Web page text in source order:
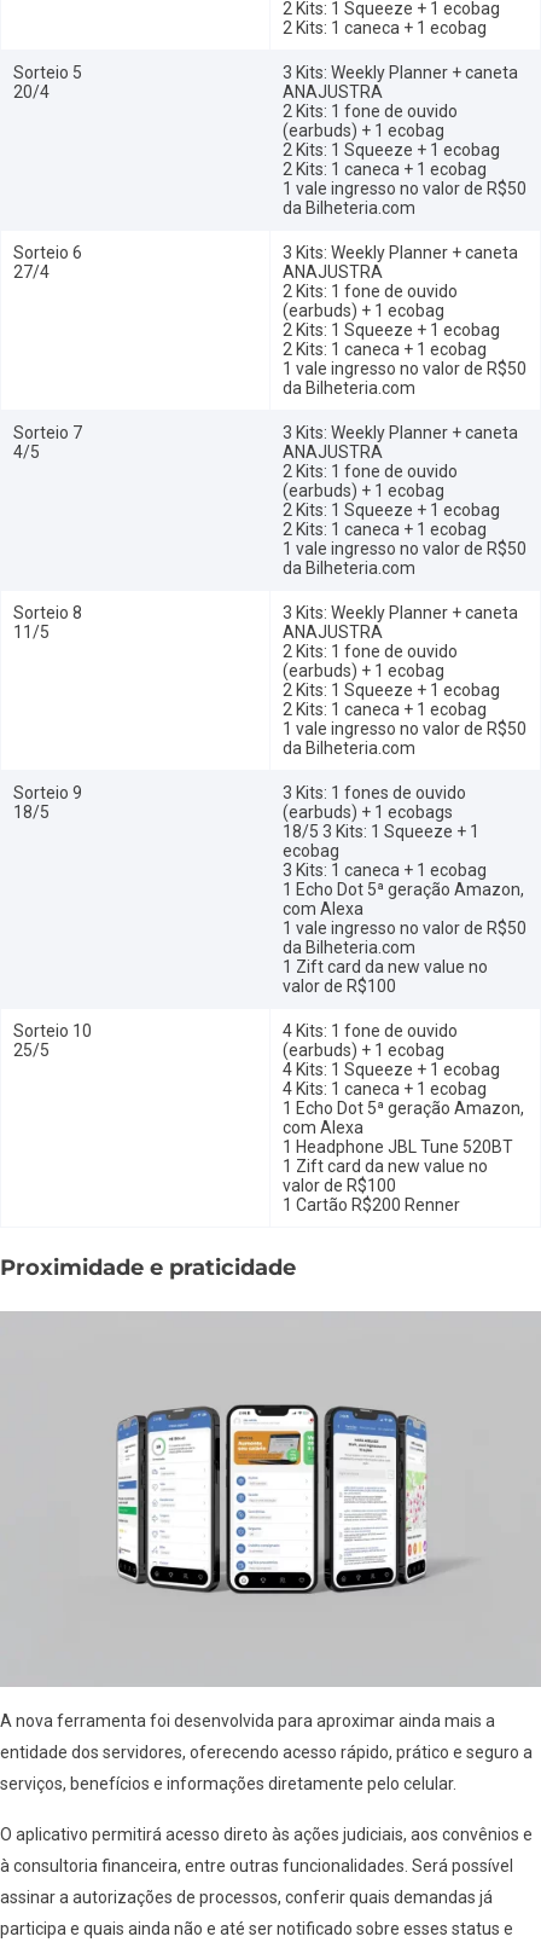
2 Kits: 1 Squeeze + 1 ecobag
2 Kits: 1 caneca + 1 ecobag
Sorteio 5
20/4
3 Kits: Weekly Planner + caneta
ANAJUSTRA
2 Kits: 1 fone de ouvido
(earbuds) + 1 ecobag
2 Kits: 1 Squeeze + 1 ecobag
2 Kits: 1 caneca + 1 ecobag
1 vale ingresso no valor de R$50
da Bilheteria.com
Sorteio 6
27/4
3 Kits: Weekly Planner + caneta
ANAJUSTRA
2 Kits: 1 fone de ouvido
(earbuds) + 1 ecobag
2 Kits: 1 Squeeze + 1 ecobag
2 Kits: 1 caneca + 1 ecobag
1 vale ingresso no valor de R$50
da Bilheteria.com
Sorteio 7
4/5
3 Kits: Weekly Planner + caneta
ANAJUSTRA
2 Kits: 1 fone de ouvido
(earbuds) + 1 ecobag
2 Kits: 1 Squeeze + 1 ecobag
2 Kits: 1 caneca + 1 ecobag
1 vale ingresso no valor de R$50
da Bilheteria.com
Sorteio 8
11/5
3 Kits: Weekly Planner + caneta
ANAJUSTRA
2 Kits: 1 fone de ouvido
(earbuds) + 1 ecobag
2 Kits: 1 Squeeze + 1 ecobag
2 Kits: 1 caneca + 1 ecobag
1 vale ingresso no valor de R$50
da Bilheteria.com
Sorteio 9
18/5
3 Kits: 1 fones de ouvido
(earbuds) + 1 ecobags
18/5 3 Kits: 1 Squeeze + 1
ecobag
3 Kits: 1 caneca + 1 ecobag
1 Echo Dot 5ª geração Amazon,
com Alexa
1 vale ingresso no valor de R$50
da Bilheteria.com
1 Zift card da new value no
valor de R$100
Sorteio 10
25/5
4 Kits: 1 fone de ouvido
(earbuds) + 1 ecobag
4 Kits: 1 Squeeze + 1 ecobag
4 Kits: 1 caneca + 1 ecobag
1 Echo Dot 5ª geração Amazon,
com Alexa
1 Headphone JBL Tune 520BT
1 Zift card da new value no
valor de R$100
1 Cartão R$200 Renner
Proximidade e praticidade
A nova ferramenta foi desenvolvida para aproximar ainda mais a
entidade dos servidores, oferecendo acesso rápido, prático e seguro a
serviços, benefícios e informações diretamente pelo celular.
O aplicativo permitirá acesso direto às ações judiciais, aos convênios e
à consultoria financeira, entre outras funcionalidades. Será possível
assinar a autorizações de processos, conferir quais demandas já
participa e quais ainda não e até ser notificado sobre esses status e